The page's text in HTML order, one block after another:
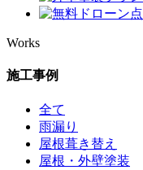
Works
施工事例
全て
雨漏り
屋根葺き替え
屋根・外壁塗装